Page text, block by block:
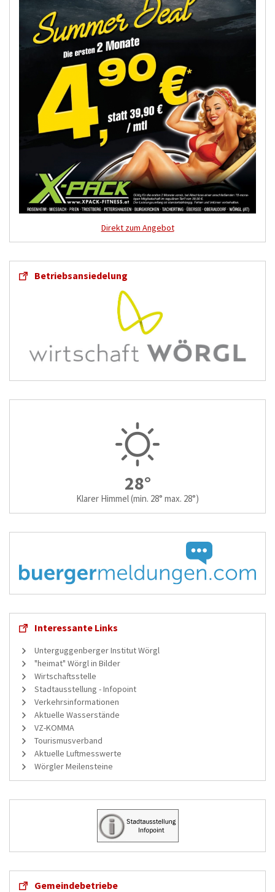
Direkt zum Angebot
Betriebsansiedelung
28°
Klarer Himmel(min. 28° max. 28°)
Interessante Links
Unterguggenberger Institut Wörgl
"heimat" Wörgl in Bilder
Wirtschaftsstelle
Stadtausstellung - Infopoint
Verkehrsinformationen
Aktuelle Wasserstände
VZ-KOMMA
Tourismusverband
Aktuelle Luftmesswerte
Wörgler Meilensteine
Gemeindebetriebe